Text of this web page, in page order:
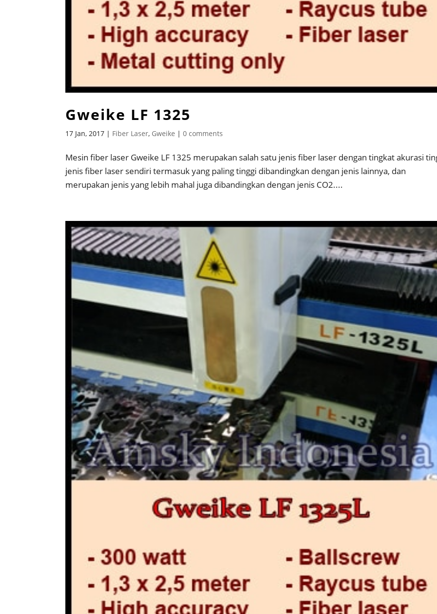
Gweike LF 1325
17 Jan, 2017 | Fiber Laser, Gweike |0 comments
Mesin fiber laser Gweike LF 1325 merupakan salah satu jenis fiber laser dengan tingkat akurasi
jenis fiber laser sendiri termasuk yang paling tinggi dibandingkan dengan jenis lainnya, dan
merupakan jenis yang lebih mahal juga dibandingkan dengan jenis CO2....